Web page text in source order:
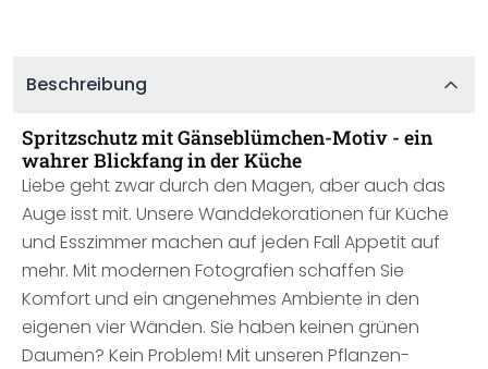
Beschreibung
Spritzschutz mit Gänseblümchen-Motiv - ein
wahrer Blickfang in der Küche
Liebe geht zwar durch den Magen, aber auch das
Auge isst mit. Unsere Wanddekorationen für Küche
und Esszimmer machen auf jeden Fall Appetit auf
mehr. Mit modernen Fotografien schaffen Sie
Komfort und ein angenehmes Ambiente in den
eigenen vier Wänden. Sie haben keinen grünen
Daumen? Kein Problem! Mit unseren Pflanzen-